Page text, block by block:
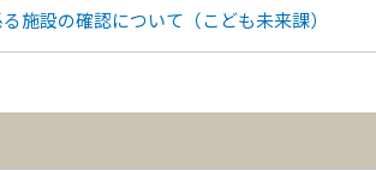
施設の確認について（こども未来課）